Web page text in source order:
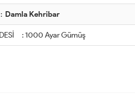
Damla Kehribar
: 1000 Ayar Gümüş